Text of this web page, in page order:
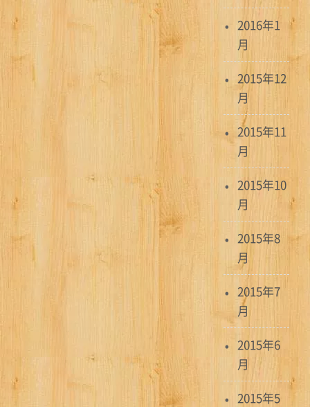
2016年1
月
2015年12
月
2015年11
月
2015年10
月
2015年8
月
2015年7
月
2015年6
月
2015年5